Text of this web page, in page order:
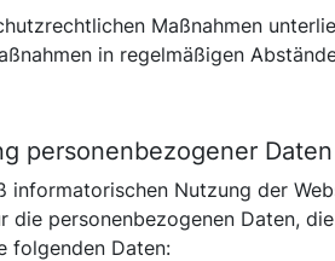
Maßnahmen
in regelmäßigen
personenbezogener
informatorischen Nutzung der
die personenbezogenen Daten,
folgenden Daten: